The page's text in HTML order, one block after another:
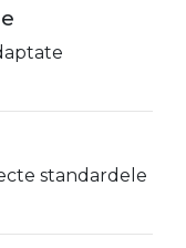
standardele